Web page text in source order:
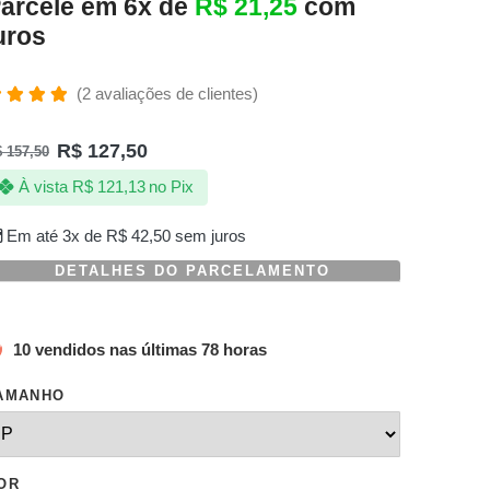
em 6x de R$ 21,25 com
de 5,
(2avaliações de clientes)
157,50 R$ 127,50
Em até 3x de R$42,50sem juros
À vista R$121,13 no Pix
DETALHES DO PARCELAMENTO
10 vendidos nas últimas 78 horas